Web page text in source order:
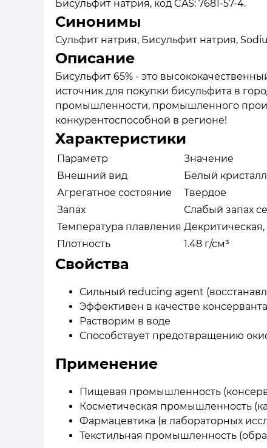
Бисульфит натрия, код CAS: 7681-57-4.
Синонимы
Сульфит натрия, Бисульфит натрия,
Описание
Бисульфит 65% - это
источник для покупки бисульфита в
промышленности, промышленного
конкурентоспособной в регионе!
Характеристики
Параметр
Значение
Внешний вид
Белый
Агрегатное состояние
Твердое
Запах
Слабый запах
Температура плавления
Плотность
1.48 г/см³
Свойства
Сильный reducing agent
Эффективен в качестве консерванта
Растворим в воде
Способствует предотвращению
Применение
Пищевая промышленность
Косметическая промышленность
Фармацевтика (в лабораторных
Текстильная промышленность